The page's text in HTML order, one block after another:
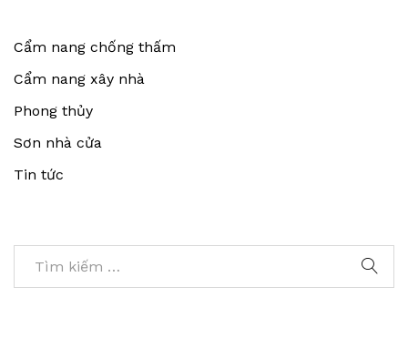
Cẩm nang chống thấm
Cẩm nang xây nhà
Phong thủy
Sơn nhà cửa
Tin tức